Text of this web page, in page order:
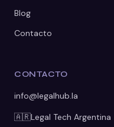
Blog
Contacto
CONTACTO
info@legalhub.la
🇦🇷Legal Tech Argentina